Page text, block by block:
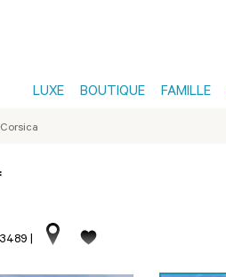
LUXE BOUTIQUE FAMILLE
|